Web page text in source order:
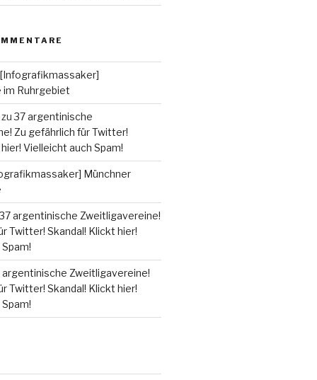
[Infografikmassaker]
im Ruhrgebiet
37 argentinische
Zu gefährlich für Twitter!
Vielleicht auch Spam!
Münchner
argentinische Zweitligavereine!
Twitter! Skandal! Klickt hier!
argentinische Zweitligavereine!
Twitter! Skandal! Klickt hier!